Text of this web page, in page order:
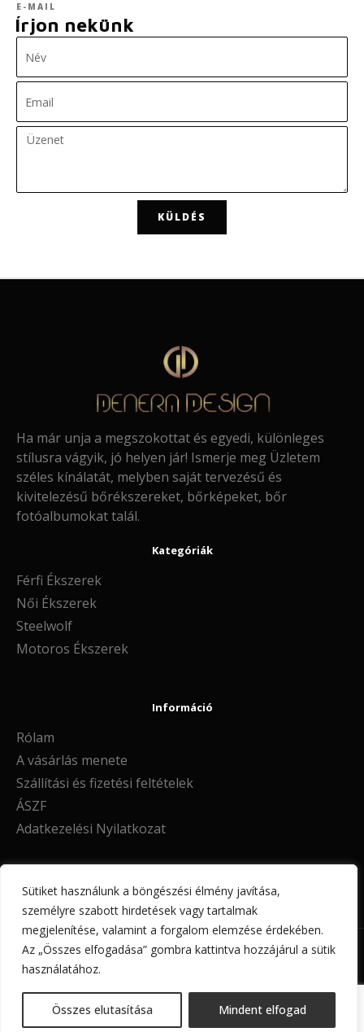
Sütiket használunk a böngészési élmény javítása,
személyre szabott hirdetések vagy tartalmak
megjelenítése, valamint a forgalom elemzése érdekében.
Az „Összes elfogadása” gombra kattintva hozzájárul a sütik
használatához.
Összes elutasítása Mindent elfogad
E-MAIL
Írjon nekünk
KÜLDÉS
Ha már unja a megszokottat és egyedi, különleges
stílusra vágyik, jó helyen jár! Ismerje meg Üzletem
széles kínálatát, melyben saját tervezésű és
kivitelezésű bőrékszereket, bőrképeket, bőr
fotóalbumokat talál.
Kategóriák
Férfi Ékszerek
Női Ékszerek
Steelwolf
Motoros Ékszerek
Információ
Rólam
A vásárlás menete
Szállítási és fizetési feltételek
ÁSZF
Adatkezelési Nyilatkozat
INFO@DENERADESIGN.HU
DENERA DESIGN 2026MINDEN JOG FENNTARTVA!